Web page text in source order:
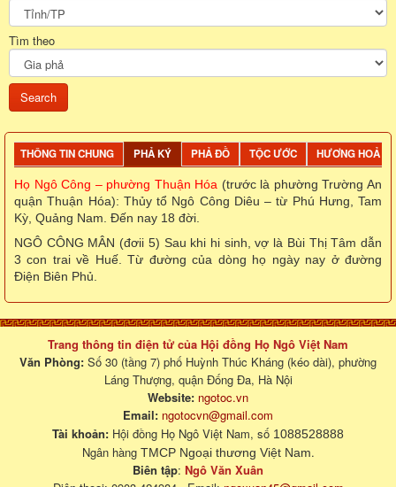
Tìm theo
THÔNG TIN CHUNG PHẢ KÝ PHẢ ĐỒ TỘC ƯỚC HƯƠNG HOẢ
Họ Ngô Công – phường Thuận Hóa (trước là phường Trường An
quận Thuận Hóa): Thủy tổ Ngô Công Diêu – từ Phú Hưng, Tam
Kỳ, Quảng Nam. Đến nay 18 đời.
NGÔ CÔNG MÂN (đơii 5) Sau khi hi sinh, vợ là Bùi Thị Tâm dẫn
3 con trai về Huế. Từ đường của dòng họ ngày nay ở đường
Điện Biên Phủ.
Trang thông tin điện tử của Hội đồng Họ Ngô Việt Nam
Văn Phòng: Số 30 (tầng 7) phố Huỳnh Thúc Kháng (kéo dài), phường
Láng Thượng, quận Đống Đa, Hà Nội
Website: ngotoc.vn
Email: ngotocvn@gmail.com
Tài khoản: Hội đồng Họ Ngô Việt Nam, số 1088528888
Ngân hàng TMCP Ngoại thương Việt Nam.
Biên tập: Ngô Văn Xuân